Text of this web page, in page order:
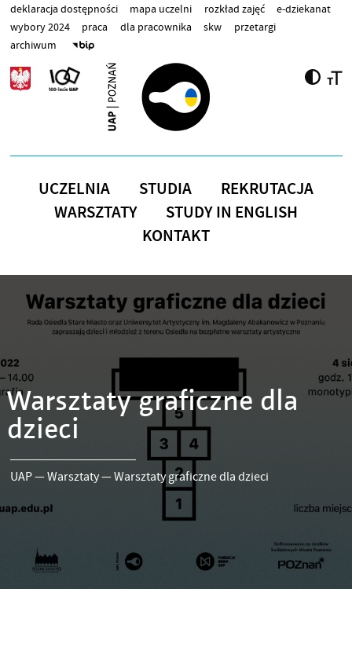
Przejdź do treści
deklaracja dostępności mapa uczelni rozkład zajęć
e-dziekanat
wybory 2024
praca dla pracownika skw
przetargi
archiwum
UCZELNIA STUDIA
REKRUTACJA
WARSZTATY
STUDY IN ENGLISH
KONTAKT
Warsztaty graficzne dla
dzieci
UAP—Warsztaty—Warsztaty graficzne dla dzieci